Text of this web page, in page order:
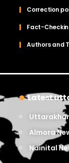
Correction
Fact-
Authors and
Latest
Almora
Nainital